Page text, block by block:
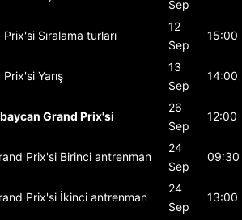
Sep
Prix'si Sıralama turları
12
Sep
15:00
Prix'si Yarış
13
Sep
14:00
Grand Prix'si
26
Sep
12:00
Prix'si Birinci antrenman
24
Sep
09:30
Prix'si İkinci antrenman
24
Sep
13:00